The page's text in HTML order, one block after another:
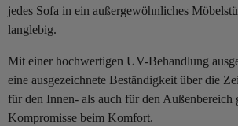
jedes Sofa in ein außergewöhnliches
langlebig.
Mit einer hochwertigen UV-Behandlung
eine ausgezeichnete Beständigkeit über die
für den Innen- als auch für den Außenbereich
Kompromisse beim Komfort.